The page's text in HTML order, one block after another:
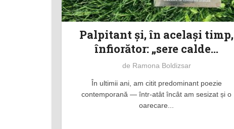
Palpitant şi, în acelaşi timp,
înfiorător: „sere calde...
de Ramona Boldizsar
În ultimii ani, am citit predominant poezie
contemporană — într-atât încât am sesizat și o
oarecare...